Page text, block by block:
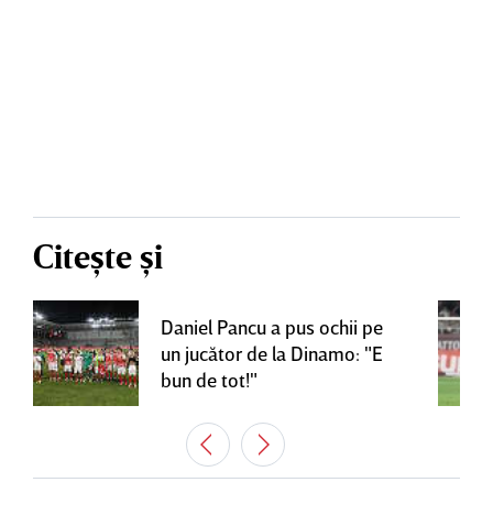
Citește și
Daniel Pancu a pus ochii pe
un jucător de la Dinamo: "E
bun de tot!"